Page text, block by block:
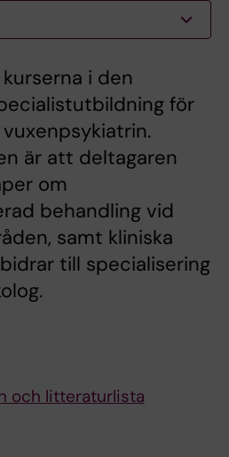
i den
för
är att deltagaren
om
behandling vid
samt kliniska
till specialisering
och litteraturlista